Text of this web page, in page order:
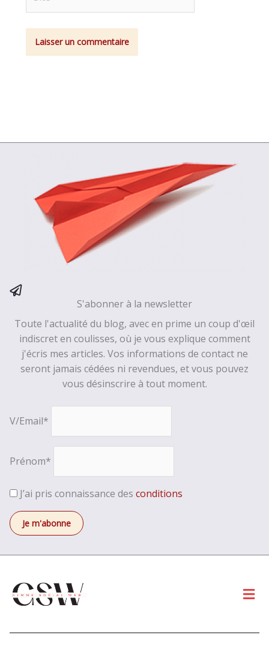
S'abonner à la newsletter
Toute l'actualité du blog, avec en prime un coup d'œil
indiscret en coulisses, où je vous explique comment
j'écris mes articles. Vos informations de contact ne
seront jamais cédées ni revendues, et vous pouvez
vous désinscrire à tout moment.
V/Email*
Prénom*
J’ai pris connaissance des conditions